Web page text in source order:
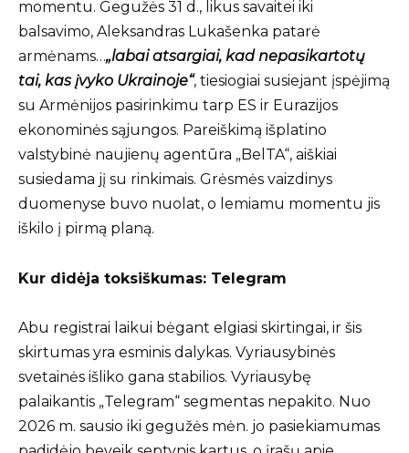
momentu. Gegužės 31 d., likus savaitei iki
balsavimo, Aleksandras Lukašenka patarė
armėnams…„labai atsargiai, kad nepasikartotų
tai, kas įvyko Ukrainoje“, tiesiogiai susiejant įspėjimą
su Armėnijos pasirinkimu tarp ES ir Eurazijos
ekonominės sąjungos. Pareiškimą išplatino
valstybinė naujienų agentūra „BelTA“, aiškiai
susiedama jį su rinkimais. Grėsmės vaizdinys
duomenyse buvo nuolat, o lemiamu momentu jis
iškilo į pirmą planą.
Kur didėja toksiškumas: Telegram
Abu registrai laikui bėgant elgiasi skirtingai, ir šis
skirtumas yra esminis dalykas. Vyriausybinės
svetainės išliko gana stabilios. Vyriausybę
palaikantis „Telegram“ segmentas nepakito. Nuo
2026 m. sausio iki gegužės mėn. jo pasiekiamumas